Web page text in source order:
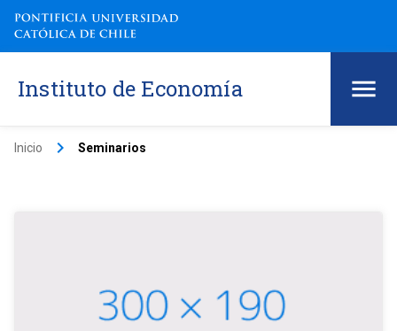
Instituto de Economía
Inicio keyboard_arrow_right Seminarios